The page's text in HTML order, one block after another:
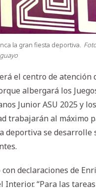
la gran fiesta deportiva.
el centro de atención
albergará los
Junior ASU 2025 y
trabajarán al máximo
deportiva se desarrolle
con declaraciones de
Interior. “Para las